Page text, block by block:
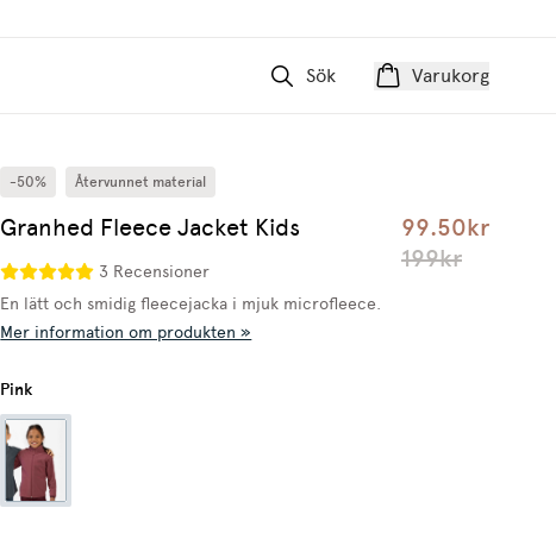
Sök Varukorg
-50% Återvunnet material
Granhed Fleece Jacket Kids
99.50kr
199kr
3 Recensioner
En lätt och smidig fleecejacka i mjuk microfleece.
Mer information om produkten »
Pink